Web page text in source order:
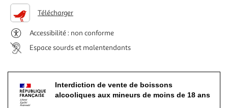
Télécharger
Accessibilité : non conforme
Espace sourds et malentendants
Interdiction de vente de boissons
alcooliques aux mineurs de moins de 18 ans